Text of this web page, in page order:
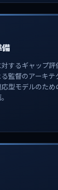
備
するギャップ評
監督のアーキテ
型モデルのた